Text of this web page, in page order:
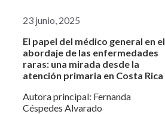
23 junio, 2025
El papel del médico general en el
abordaje de las enfermedades
raras: una mirada desde la
atención primaria en Costa Rica
Autora principal: Fernanda
Céspedes Alvarado